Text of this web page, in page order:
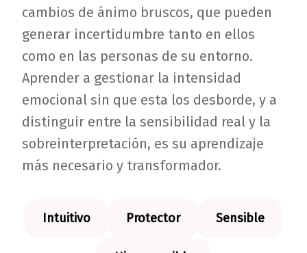
cambios de ánimo bruscos, que pueden
generar incertidumbre tanto en ellos
como en las personas de su entorno.
Aprender a gestionar la intensidad
emocional sin que esta los desborde, y a
distinguir entre la sensibilidad real y la
sobreinterpretación, es su aprendizaje
más necesario y transformador.
Intuitivo Protector Sensible